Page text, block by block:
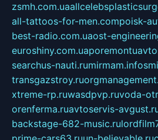
zsmh.com.ua
all-tattoos-for-men.compoisk-
best-radio.com.uaost-
euroshiny.com.ua
searchus-nauti.rumirmam.info
transgazstroy.ru
xtreme-rp.ruwasdpvp.ruvoda-
orenferma.ruavtoservis-
backstage-682-music.ru